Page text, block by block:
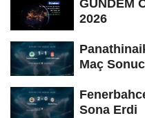
GÜNDEM
2026
Maç
Sona Erdi